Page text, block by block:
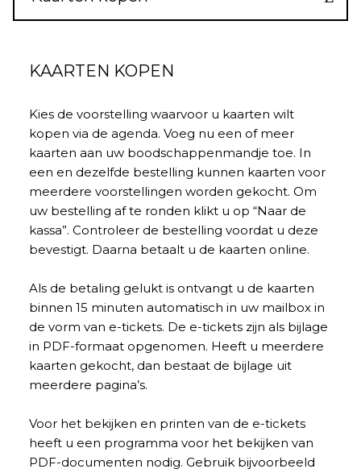
KAARTEN KOPEN
Kies de voorstelling waarvoor u kaarten wilt
kopen via de agenda. Voeg nu een of meer
kaarten aan uw boodschappenmandje toe. In
een en dezelfde bestelling kunnen kaarten voor
meerdere voorstellingen worden gekocht. Om
uw bestelling af te ronden klikt u op “Naar de
kassa”. Controleer de bestelling voordat u deze
bevestigt. Daarna betaalt u de kaarten online.
Als de betaling gelukt is ontvangt u de kaarten
binnen 15 minuten automatisch in uw mailbox in
de vorm van e-tickets. De e-tickets zijn als bijlage
in PDF-formaat opgenomen. Heeft u meerdere
kaarten gekocht, dan bestaat de bijlage uit
meerdere pagina’s.
Voor het bekijken en printen van de e-tickets
heeft u een programma voor het bekijken van
PDF-documenten nodig. Gebruik bijvoorbeeld